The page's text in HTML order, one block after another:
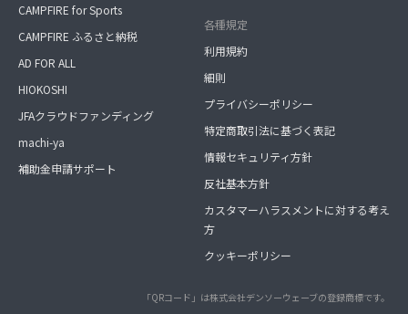
CAMPFIRE for Sports
CAMPFIRE ふるさと納税
AD FOR ALL
HIOKOSHI
JFAクラウドファンディング
machi-ya
補助金申請サポート
各種規定
利用規約
細則
プライバシーポリシー
特定商取引法に基づく表記
情報セキュリティ方針
反社基本方針
カスタマーハラスメントに対する考え
方
クッキーポリシー
「QRコード」は株式会社デンソーウェーブの登録商標です。